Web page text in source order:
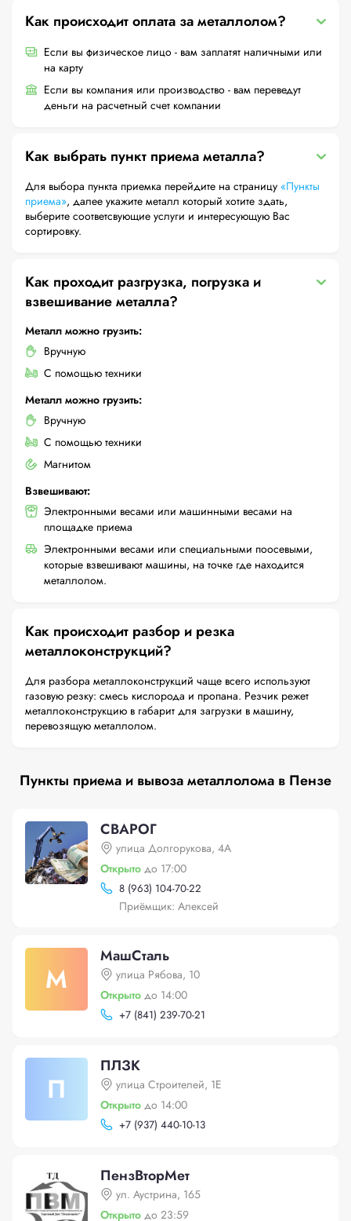
Как происходит оплата за металлолом?
Если вы физическое лицо - вам заплатят наличными или
на карту
Если вы компания или производство - вам переведут
деньги на расчетный счет компании
Как выбрать пункт приема металла?
Для выбора пункта приемка перейдите на страницу «Пункты
приема», далее укажите металл который хотите здать,
выберите соответсвующие услуги и интересующую Вас
сортировку.
Как проходит разгрузка, погрузка и
взвешивание металла?
Металл можно грузить:
Вручную
С помощью техники
Металл можно грузить:
Вручную
С помощью техники
Магнитом
Взвешивают:
Электронными весами или машинными весами на
площадке приема
Электронными весами или специальными поосевыми,
которые взвешивают машины, на точке где находится
металлолом.
Как происходит разбор и резка
металлоконструкций?
Для разбора металлоконструкций чаще всего используют
газовую резку: смесь кислорода и пропана. Резчик режет
металлоконструкцию в габарит для загрузки в машину,
перевозящую металлолом.
Пункты приема и вывоза металлолома в Пензе
СВАРОГ
улица Долгорукова, 4А
Открыто до 17:00
8 (963) 104-70-22
Приёмщик: Алексей
М
МашСталь
улица Рябова, 10
Открыто до 14:00
+7 (841) 239-70-21
П
ПЛЗК
улица Строителей, 1Е
Открыто до 14:00
+7 (937) 440-10-13
ПензВторМет
ул. Аустрина, 165
Открыто до 23:59